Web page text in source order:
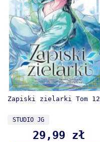
Zapiski zielarki Tom 12
PRODUCENT
STUDIO JG
Cena
29,99 zł